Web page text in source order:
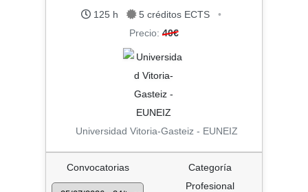
125 h 5 créditos ECTS
•
Precio: 40€
Universidad Vitoria-Gasteiz - EUNEIZ
Convocatorias
Categoría
Profesional